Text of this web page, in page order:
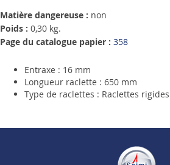
Matière dangereuse : non
Poids : 0,30 kg.
Page du catalogue papier : 358
Entraxe : 16 mm
Longueur raclette : 650 mm
Type de raclettes : Raclettes rigides